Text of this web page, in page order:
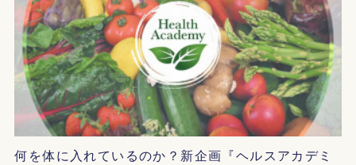
何を体に入れているのか？新企画『ヘルスアカデミ